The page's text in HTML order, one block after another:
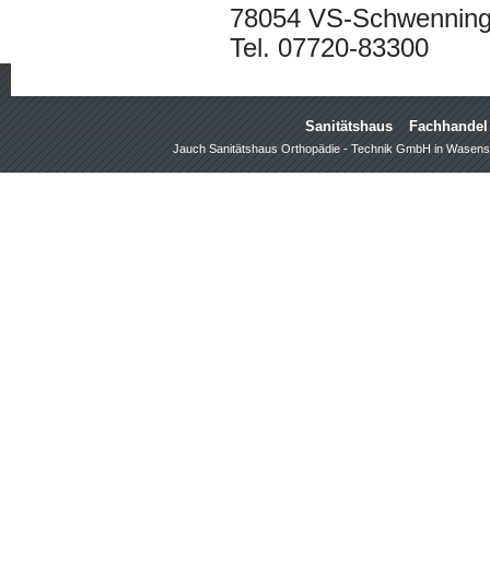
78054 VS-
Tel. 07720-83300
Sanitätshaus Fachhandel
Jauch Sanitätshaus Orthopädie - Technik GmbH in